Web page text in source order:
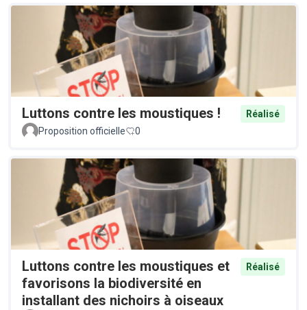
Luttons contre les moustiques !
Réalisé
Proposition officielle
0
Luttons contre les moustiques et
favorisons la biodiversité en
installant des nichoirs à oiseaux
Réalisé